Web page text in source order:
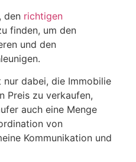
den richtigen
finden, um den
und den
dabei, die Immobilie
Preis zu verkaufen,
auch eine Menge
von
Kommunikation und